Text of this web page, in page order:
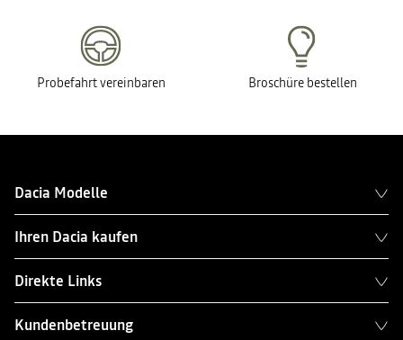
Probefahrt vereinbaren Broschüre bestellen
Dacia Modelle
Ihren Dacia kaufen
Direkte Links
Kundenbetreuung